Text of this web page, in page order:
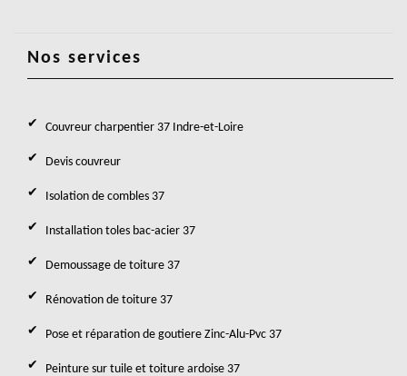
Nos services
Couvreur charpentier 37 Indre-et-Loire
Devis couvreur
Isolation de combles 37
Installation toles bac-acier 37
Demoussage de toiture 37
Rénovation de toiture 37
Pose et réparation de goutiere Zinc-Alu-Pvc 37
Peinture sur tuile et toiture ardoise 37